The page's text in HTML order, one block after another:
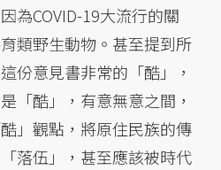
為COVID-19大流行的關
類野生動物。甚至提到所
份意見書非常的「酷」，
「酷」，有意無意之間，
」觀點，將原住民族的傳
落伍」，甚至應該被時代